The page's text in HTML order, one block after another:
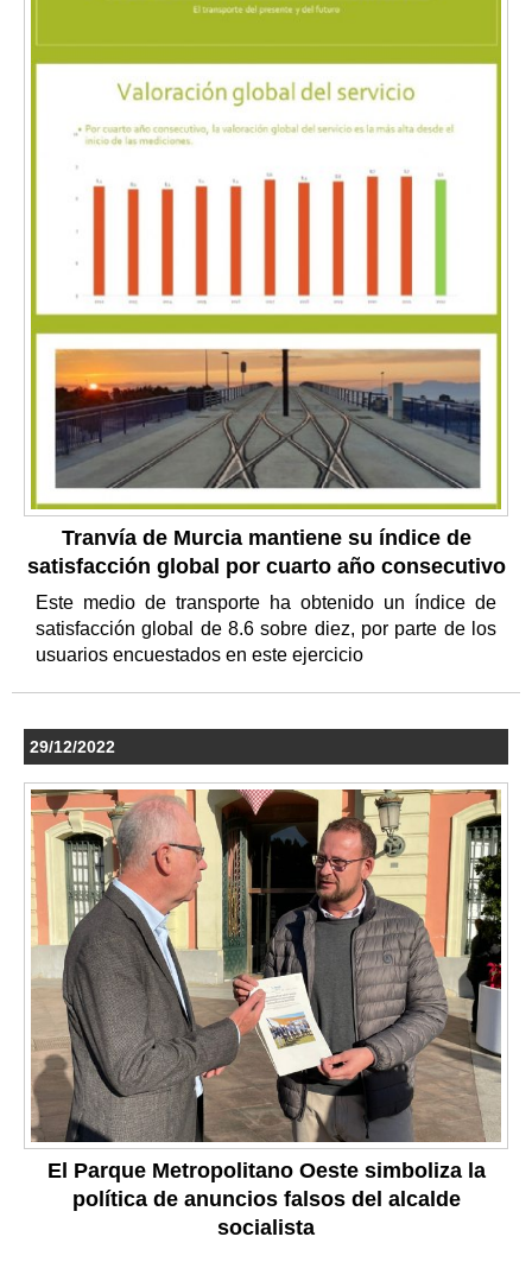
Tranvía de Murcia mantiene su índice de
satisfacción global por cuarto año consecutivo
Este medio de transporte ha obtenido un índice de
satisfacción global de 8.6 sobre diez, por parte de los
usuarios encuestados en este ejercicio
29/12/2022
El Parque Metropolitano Oeste simboliza la
política de anuncios falsos del alcalde
socialista